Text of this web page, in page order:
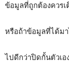
ข้อมูลที่ถูกต้องควรเ
หรือถ้าข้อมูลที่ได้ม
ไปดีกว่าปิดกั้นตัวเอ